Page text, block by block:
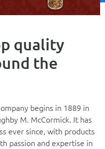
quality
the
begins in 1889 in
M. McCormick. It has
ever since, with products
passion and expertise in